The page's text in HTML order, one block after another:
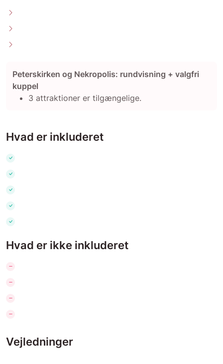
Peterskirken og Nekropolis: rundvisning + valgfri
kuppel
3 attraktioner er tilgængelige.
Hvad er inkluderet
Hvad er ikke inkluderet
Vejledninger